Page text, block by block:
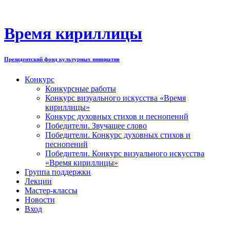
содержимому
Время кириллицы
Президентский фонд культурных инициатив
Конкурс
Конкурсные работы
Конкурс визуального искусства «Время
кириллицы»
Конкурс духовных стихов и песнопений
Победители. Звучащее слово
Победители. Конкурс духовных стихов и
песнопений
Победители. Конкурс визуального искусства
«Время кириллицы»
Группа поддержки
Лекции
Мастер-классы
Новости
Вход